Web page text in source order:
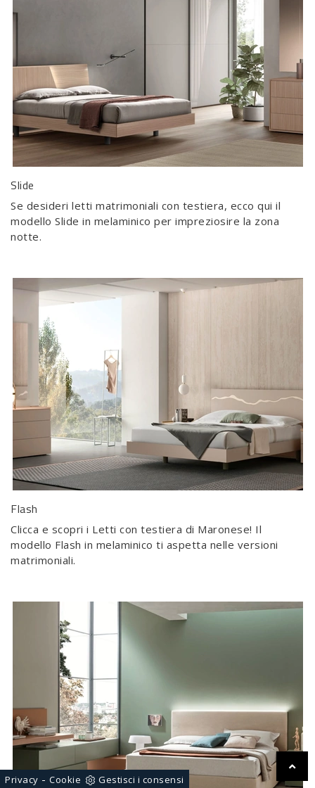
Privacy - Cookie Gestisci i consensi
Slide
Se desideri letti matrimoniali con testiera, ecco qui il
modello Slide in melaminico per impreziosire la zona
notte.
Flash
Clicca e scopri i Letti con testiera di Maronese! Il
modello Flash in melaminico ti aspetta nelle versioni
matrimoniali.